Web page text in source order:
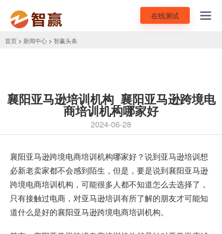
在线测试
首页 > 新闻中心 > 智赢头条
襄阳亚马逊培训机构_襄阳亚马逊跨境电
商培训机构哪家好
2024-06-28
襄阳亚马逊跨境电商培训机构哪家好？说到亚马逊培训想
必新老卖家都不会感到陌生，但是，要是说到襄阳亚马逊
跨境电商培训机构，可能很多人都不知道怎么去选择了，
只有接触过电商，对亚马逊培训有所了解的朋友才可能知
道什么是好的襄阳亚马逊跨境电商培训机构。